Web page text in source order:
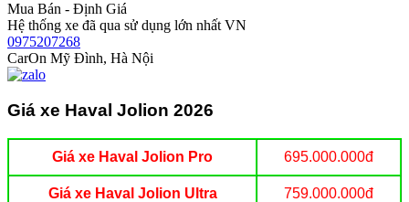
Mua Bán - Định Giá
Hệ thống xe đã qua sử dụng lớn nhất VN
0975207268
CarOn Mỹ Đình, Hà Nội
Giá xe Haval Jolion 2026
Giá xe Haval Jolion Pro 695.000.000đ
Giá xe Haval Jolion Ultra 759.000.000đ